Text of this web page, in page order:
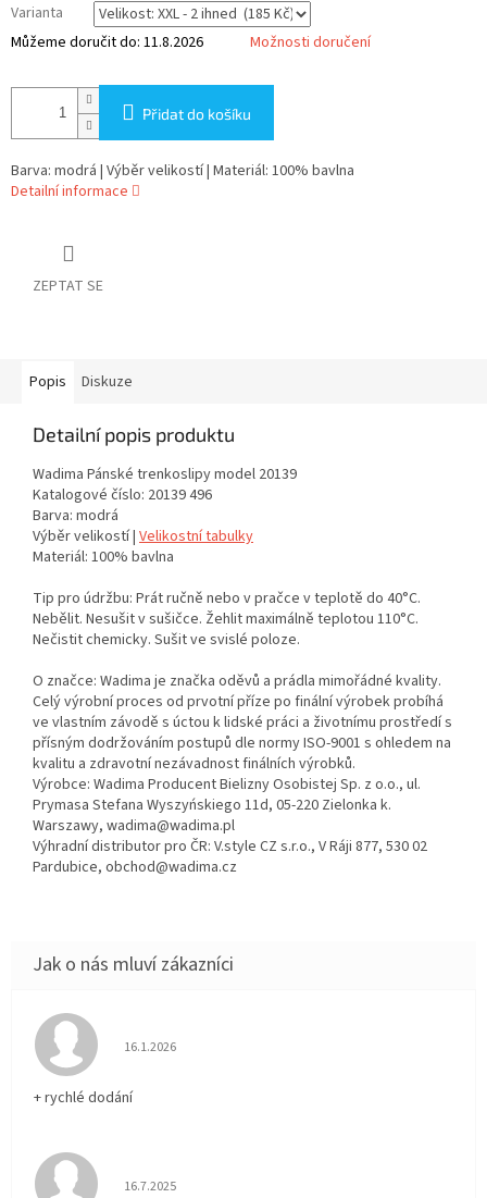
Varianta
Můžeme doručit do: 11.8.2026 Možnosti doručení
Přidat do košíku
Barva: modrá | Výběr velikostí | Materiál: 100% bavlna
Detailní informace
ZEPTAT SE
Popis Diskuze
Detailní popis produktu
Wadima Pánské trenkoslipy model 20139
Katalogové číslo: 20139 496
Barva: modrá
Výběr velikostí | Velikostní tabulky
Materiál: 100% bavlna
Tip pro údržbu: Prát ručně nebo v pračce v teplotě do 40°C.
Nebělit. Nesušit v sušičce. Žehlit maximálně teplotou 110°C.
Nečistit chemicky. Sušit ve svislé poloze.
O značce: Wadima je značka oděvů a prádla mimořádné kvality.
Celý výrobní proces od prvotní příze po finální výrobek probíhá
ve vlastním závodě s úctou k lidské práci a životnímu prostředí s
přísným dodržováním postupů dle normy ISO-9001 s ohledem na
kvalitu a zdravotní nezávadnost finálních výrobků.
Výrobce: Wadima Producent Bielizny Osobistej Sp. z o.o., ul.
Prymasa Stefana Wyszyńskiego 11d, 05-220 Zielonka k.
Warszawy, wadima@wadima.pl
Výhradní distributor pro ČR: V.style CZ s.r.o., V Ráji 877, 530 02
Pardubice, obchod@wadima.cz
Hodnocení obchodu je 5 z 5 hvězdiček.
16.1.2026
+ rychlé dodání
Hodnocení obchodu je 5 z 5 hvězdiček.
16.7.2025